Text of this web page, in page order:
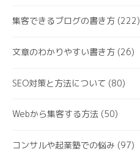
集客できるブログの書き方 (222)
文章のわかりやすい書き方 (26)
SEO対策と方法について (80)
Webから集客する方法 (50)
コンサルや起業塾での悩み (97)